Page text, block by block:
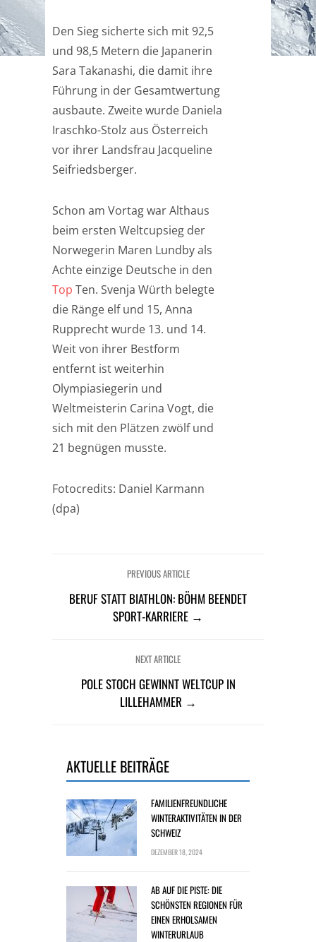
Den Sieg sicherte sich mit 92,5
und 98,5 Metern die Japanerin
Sara Takanashi, die damit ihre
Führung in der Gesamtwertung
ausbaute. Zweite wurde Daniela
Iraschko-Stolz aus Österreich
vor ihrer Landsfrau Jacqueline
Seifriedsberger.
Schon am Vortag war Althaus
beim ersten Weltcupsieg der
Norwegerin Maren Lundby als
Achte einzige Deutsche in den
Top Ten. Svenja Würth belegte
die Ränge elf und 15, Anna
Rupprecht wurde 13. und 14.
Weit von ihrer Bestform
entfernt ist weiterhin
Olympiasiegerin und
Weltmeisterin Carina Vogt, die
sich mit den Plätzen zwölf und
21 begnügen musste.
Fotocredits: Daniel Karmann
(dpa)
PREVIOUS ARTICLE
BERUF STATT BIATHLON: BÖHM BEENDET
SPORT-KARRIERE →
NEXT ARTICLE
POLE STOCH GEWINNT WELTCUP IN
LILLEHAMMER →
AKTUELLE BEITRÄGE
FAMILIENFREUNDLICHE
WINTERAKTIVITÄTEN IN DER
SCHWEIZ
DEZEMBER 18, 2024
AB AUF DIE PISTE: DIE
SCHÖNSTEN REGIONEN FÜR
EINEN ERHOLSAMEN
WINTERURLAUB